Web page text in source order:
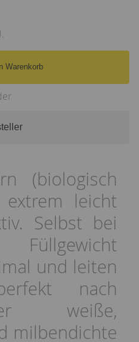
Warenkorb
(biologisch
extrem leicht
Selbst bei
und leiten
nach
weiße,
milbendichte